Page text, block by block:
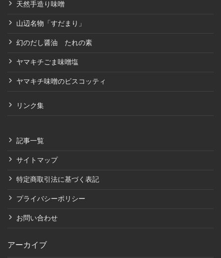
天然手造り味噌
山辺名物「すだまり」
幻のだし醤油 たれの素
ヤマキチごま味噌塩
ヤマキチ味噌のビスコッティ
リンク集
記事一覧
サイトマップ
特定商取引法に基づく表記
プライバシーポリシー
お問い合わせ
アーカイブ